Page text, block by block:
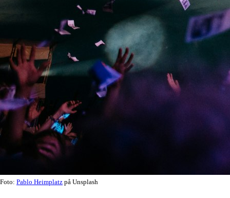
Foto: Pablo Heimplatz på Unsplash